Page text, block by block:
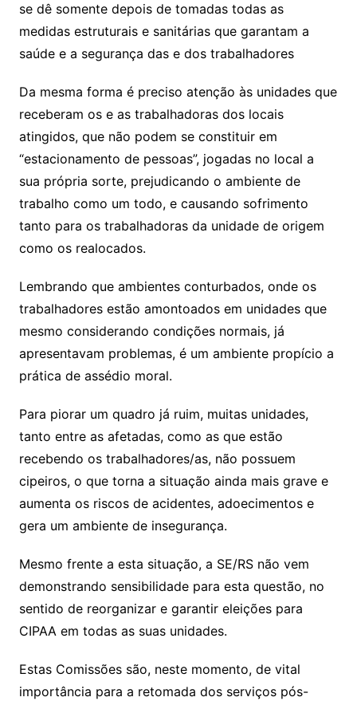
se dê somente depois de tomadas todas as
medidas estruturais e sanitárias que garantam a
saúde e a segurança das e dos trabalhadores
Da mesma forma é preciso atenção às unidades que
receberam os e as trabalhadoras dos locais
atingidos, que não podem se constituir em
“estacionamento de pessoas”, jogadas no local a
sua própria sorte, prejudicando o ambiente de
trabalho como um todo, e causando sofrimento
tanto para os trabalhadoras da unidade de origem
como os realocados.
Lembrando que ambientes conturbados, onde os
trabalhadores estão amontoados em unidades que
mesmo considerando condições normais, já
apresentavam problemas, é um ambiente propício a
prática de assédio moral.
Para piorar um quadro já ruim, muitas unidades,
tanto entre as afetadas, como as que estão
recebendo os trabalhadores/as, não possuem
cipeiros, o que torna a situação ainda mais grave e
aumenta os riscos de acidentes, adoecimentos e
gera um ambiente de insegurança.
Mesmo frente a esta situação, a SE/RS não vem
demonstrando sensibilidade para esta questão, no
sentido de reorganizar e garantir eleições para
CIPAA em todas as suas unidades.
Estas Comissões são, neste momento, de vital
importância para a retomada dos serviços pós-